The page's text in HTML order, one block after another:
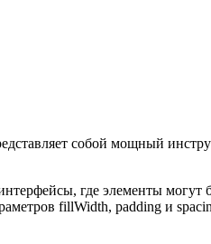
собой мощный
где элементы
fillWidth, padding и